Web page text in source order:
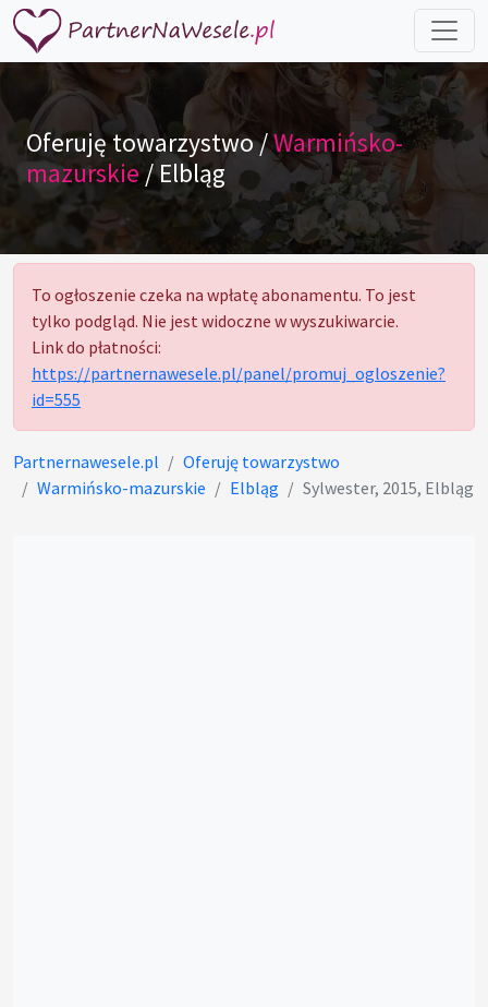
Oferuję towarzystwo /Warmińsko-
mazurskie/ Elbląg
To ogłoszenie czeka na wpłatę abonamentu. To jest
tylko podgląd. Nie jest widoczne w wyszukiwarcie.
Link do płatności:
https://partnernawesele.pl/panel/promuj_ogloszenie?
id=555
Partnernawesele.pl
Oferuję towarzystwo
Warmińsko-mazurskie
Elbląg Sylwester, 2015, Elbląg